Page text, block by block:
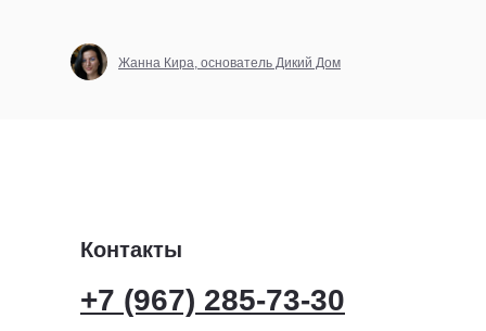
Жанна Кира, основатель Дикий Дом
+7 (967) 285-73-30
Контакты